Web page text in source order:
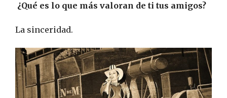
¿Qué es lo que más valoran de ti tus amigos?
La sinceridad.